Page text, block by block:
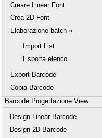
Creare Linear Font
Crea 2D Font
Elaborazione batch »
Import List
Esporta elenco
Export Barcode
Copia Barcode
Barcode Progettazione View
Design Linear Barcode
Design 2D Barcode